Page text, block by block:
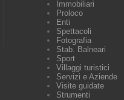
Immobiliari
Proloco
Enti
Spettacoli
Fotografia
Stab. Balneari
Sport
Villaggi turistici
Servizi e Aziende
Visite guidate
Strumenti